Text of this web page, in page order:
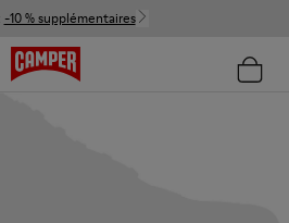
-10 % supplémentaires